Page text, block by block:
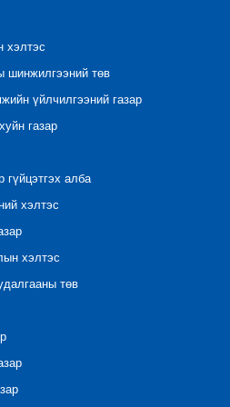
хэлтэс
шинжилгээний төв
үйлчилгээний газар
газар
алба
хэлтэс
хэлтэс
төв